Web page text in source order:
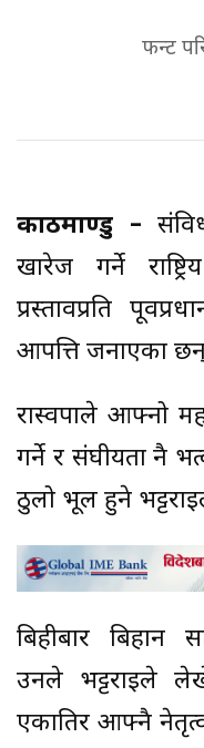
फन्ट
काठमाण्डु –
खारेज गर्ने
प्रस्तावप्रति
आपत्ति जनाएका
रास्वपाले आफ्नो
गर्ने र संघीयता नै
ठुलो भूल हुने
बिहीबार
उनले भट्टराईले
एकातिर आफ्नै